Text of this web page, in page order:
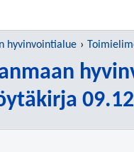
hyvinvointialue